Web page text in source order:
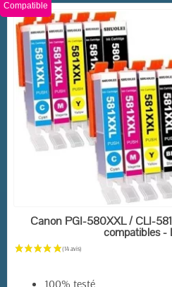
(11 avis)
EN
Compatible
Canon PGI-580XXL / CLI-
compatibles -
100% testé